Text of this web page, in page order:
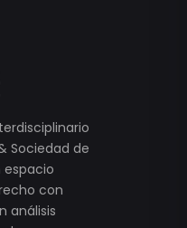
Sociedad de
espacio
con
análisis